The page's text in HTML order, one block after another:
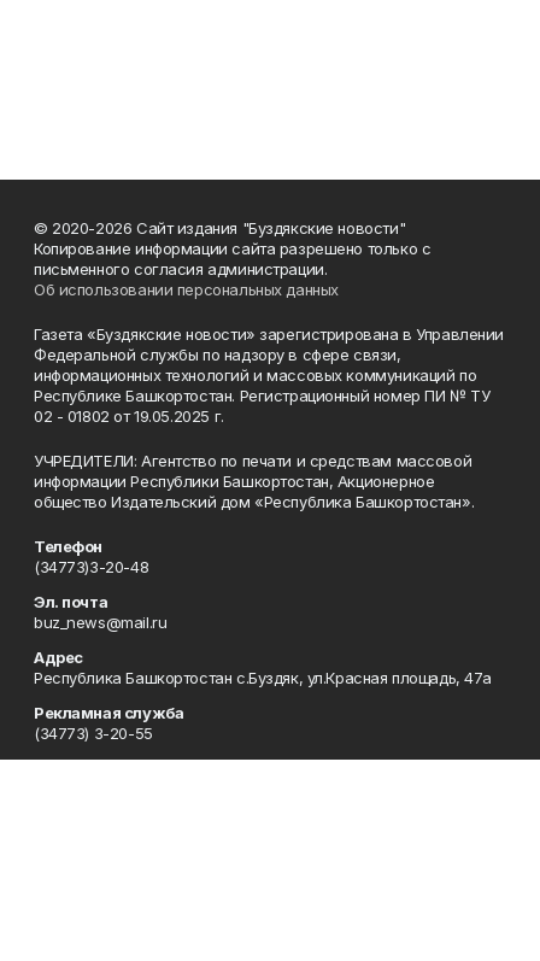
© 2020-2026 Сайт издания "Буздякские новости"
Копирование информации сайта разрешено только с
письменного согласия администрации.
Об использовании персональных данных
Газета «Буздякские новости» зарегистрирована в Управлении
Федеральной службы по надзору в сфере связи,
информационных технологий и массовых коммуникаций по
Республике Башкортостан. Регистрационный номер ПИ № ТУ
02 - 01802 от 19.05.2025 г.
УЧРЕДИТЕЛИ: Агентство по печати и средствам массовой
информации Республики Башкортостан, Акционерное
общество Издательский дом «Республика Башкортостан».
Телефон
(34773)3-20-48
Эл. почта
buz_news@mail.ru
Адрес
Республика Башкортостан с.Буздяк, ул.Красная площадь, 47а
Рекламная служба
(34773) 3-20-55